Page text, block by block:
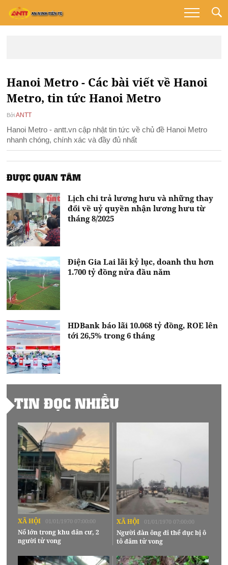
Hanoi Metro - Các bài viết về Hanoi
Metro, tin tức Hanoi Metro
Bởi ANTT
Hanoi Metro - antt.vn cập nhật tin tức về chủ đề Hanoi Metro
nhanh chóng, chính xác và đầy đủ nhất
ĐƯỢC QUAN TÂM
Lịch chi trả lương hưu và những thay
đổi về uỷ quyền nhận lương hưu từ
tháng 8/2025
Điện Gia Lai lãi kỷ lục, doanh thu hơn
1.700 tỷ đồng nửa đầu năm
HDBank báo lãi 10.068 tỷ đồng, ROE lên
tới 26,5% trong 6 tháng
TIN ĐỌC NHIỀU
XÃ HỘI 01/01/1970 07:00:00
Nổ lớn trong khu dân cư, 2
người tử vong
XÃ HỘI 01/01/1970 07:00:00
Người đàn ông đi thể dục bị ô
tô đâm tử vong